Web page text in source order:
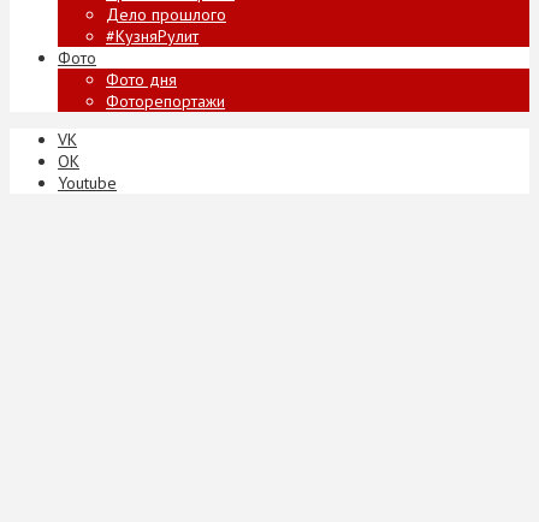
Дело прошлого
#КузняРулит
Фото
Фото дня
Фоторепортажи
VK
ОК
Youtube